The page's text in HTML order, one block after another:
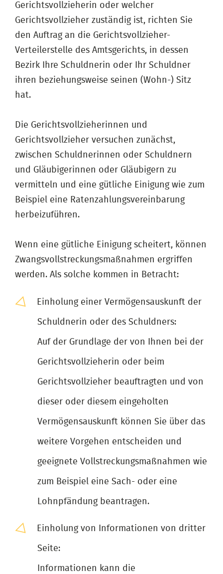
Gerichtsvollzieherin oder welcher
Gerichtsvollzieher zuständig ist, richten Sie
den Auftrag an die Gerichtsvollzieher-
Verteilerstelle des Amtsgerichts, in dessen
Bezirk Ihre Schuldnerin oder Ihr Schuldner
ihren beziehungsweise seinen (Wohn-) Sitz
hat.
Die Gerichtsvollzieherinnen und
Gerichtsvollzieher versuchen zunächst,
zwischen Schuldnerinnen oder Schuldnern
und Gläubigerinnen oder Gläubigern zu
vermitteln und eine gütliche Einigung wie zum
Beispiel eine Ratenzahlungsvereinbarung
herbeizuführen.
Wenn eine gütliche Einigung scheitert, können
Zwangsvollstreckungsmaßnahmen ergriffen
werden. Als solche kommen in Betracht:
Einholung einer Vermögensauskunft der
Schuldnerin oder des Schuldners:
Auf der Grundlage der von Ihnen bei der
Gerichtsvollzieherin oder beim
Gerichtsvollzieher beauftragten und von
dieser oder diesem eingeholten
Vermögensauskunft können Sie über das
weitere Vorgehen entscheiden und
geeignete Vollstreckungsmaßnahmen wie
zum Beispiel eine Sach- oder eine
Lohnpfändung beantragen.
Einholung von Informationen von dritter
Seite:
Informationen kann die